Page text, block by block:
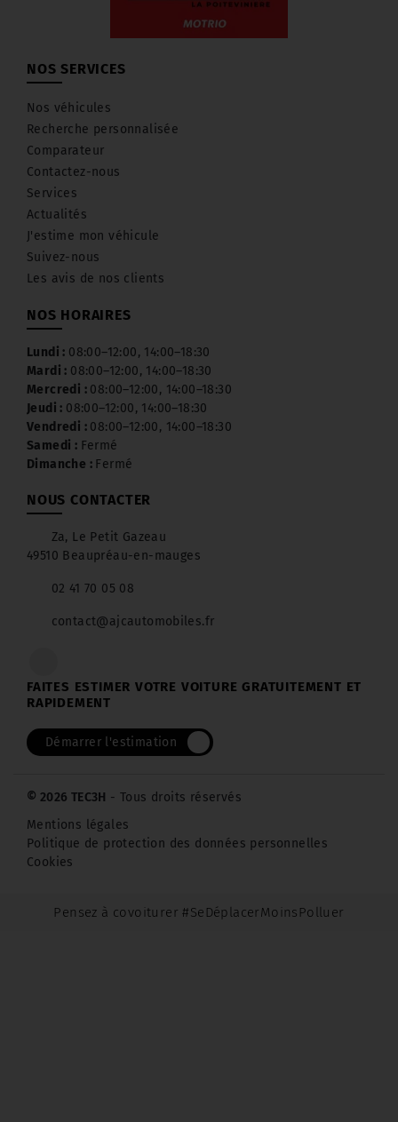
NOS SERVICES
Nos véhicules
Recherche personnalisée
Comparateur
Contactez-nous
Services
Actualités
J'estime mon véhicule
Suivez-nous
Les avis de nos clients
NOS HORAIRES
Lundi : 08:00–12:00, 14:00–18:30
Mardi : 08:00–12:00, 14:00–18:30
Mercredi : 08:00–12:00, 14:00–18:30
Jeudi : 08:00–12:00, 14:00–18:30
Vendredi : 08:00–12:00, 14:00–18:30
Samedi : Fermé
Dimanche : Fermé
NOUS CONTACTER
Za, Le Petit Gazeau
49510 Beaupréau-en-mauges
02 41 70 05 08
contact@ajcautomobiles.fr
FAITES ESTIMER VOTRE VOITURE GRATUITEMENT ET
RAPIDEMENT
Démarrer l'estimation
© 2026 TEC3H - Tous droits réservés
Mentions légales
Politique de protection des données personnelles
Cookies
Pensez à covoiturer #SeDéplacerMoinsPolluer